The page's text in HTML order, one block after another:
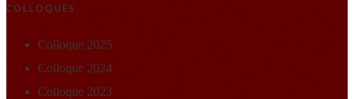
COLLOQUES
Colloque 2025
Colloque 2024
Colloque 2023